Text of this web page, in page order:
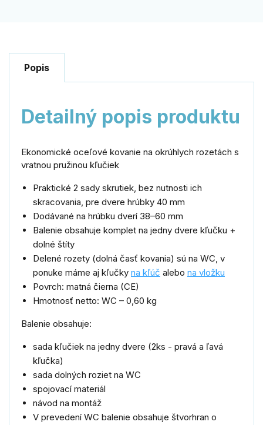
Popis
Detailný popis produktu
Ekonomické oceľové kovanie na okrúhlych rozetách s
vratnou pružinou kľučiek
Praktické 2 sady skrutiek, bez nutnosti ich
skracovania, pre dvere hrúbky 40 mm
Dodávané na hrúbku dverí 38–60 mm
Balenie obsahuje komplet na jedny dvere kľučku +
dolné štíty
Delené rozety (dolná časť kovania) sú na WC, v
ponuke máme aj kľučky na kľúč alebo na vložku
Povrch: matná čierna (CE)
Hmotnosť netto: WC – 0,60 kg
Balenie obsahuje:
sada kľučiek na jedny dvere (2ks - pravá a ľavá
kľučka)
sada dolných roziet na WC
spojovací materiál
návod na montáž
V prevedení WC balenie obsahuje štvorhran o